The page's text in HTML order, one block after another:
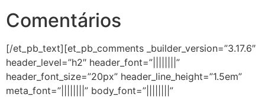
Comentários
[/et_pb_text][et_pb_comments _builder_version=”3.17.6″
header_level=”h2″ header_font=”||||||||”
header_font_size=”20px” header_line_height=”1.5em”
meta_font=”||||||||” body_font=”||||||||”